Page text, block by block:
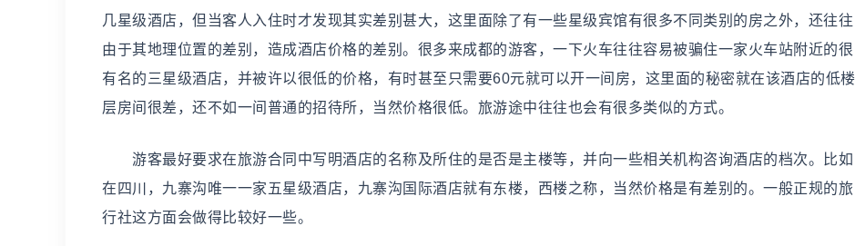
几星级酒店，但当客人入住时才发现其实差别甚大，这里面除了有一些星级宾馆有很多不同类别的房之外，还往往
由于其地理位置的差别，造成酒店价格的差别。很多来成都的游客，一下火车往往容易被骗住一家火车站附近的很
有名的三星级酒店，并被许以很低的价格，有时甚至只需要60元就可以开一间房，这里面的秘密就在该酒店的低楼
层房间很差，还不如一间普通的招待所，当然价格很低。旅游途中往往也会有很多类似的方式。
游客最好要求在旅游合同中写明酒店的名称及所住的是否是主楼等，并向一些相关机构咨询酒店的档次。比如
在四川，九寨沟唯一一家五星级酒店，九寨沟国际酒店就有东楼，西楼之称，当然价格是有差别的。一般正规的旅
行社这方面会做得比较好一些。